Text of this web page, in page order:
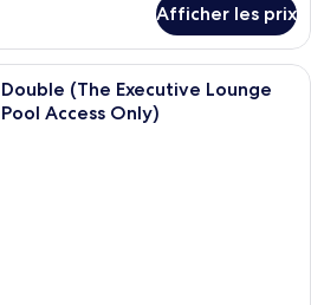
Afficher les prix
Téléviseur de 55 po avec télévision
(The Executive Lounge
Access Only)